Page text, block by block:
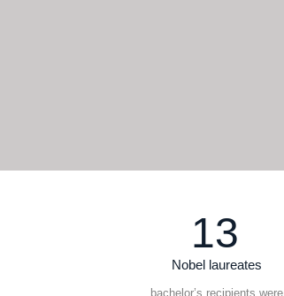
13
Nobel laureates
bachelor’s recipients were